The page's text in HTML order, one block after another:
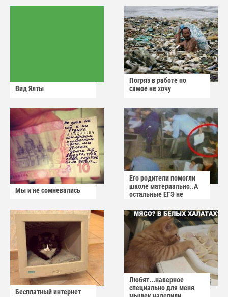
Вид Ялты
Погряз в работе по
самое не хочу
Мы и не сомневались
Его родители помогли
школе материально..А
остальные ЕГЭ не
Бесплатный интернет
Любят...наверное
специально для меня